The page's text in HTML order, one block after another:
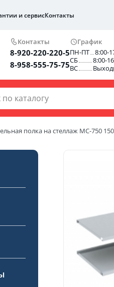
и сервисКонтакты
Контакты
8-920-220-220-5
8-958-555-75-75
График
ПН-ПТ
8:00-
СБ
8:00-
ВС
полка на стеллаж МС-750